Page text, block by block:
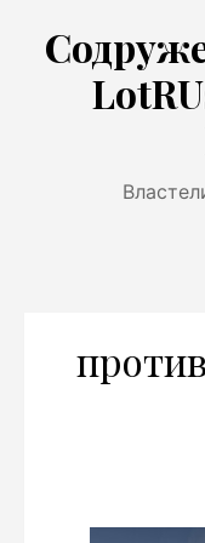
содержимому